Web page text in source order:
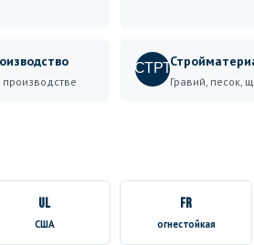
производстве
СТРТ
Гравий, песок,
UL
США
FR
огнестойкая